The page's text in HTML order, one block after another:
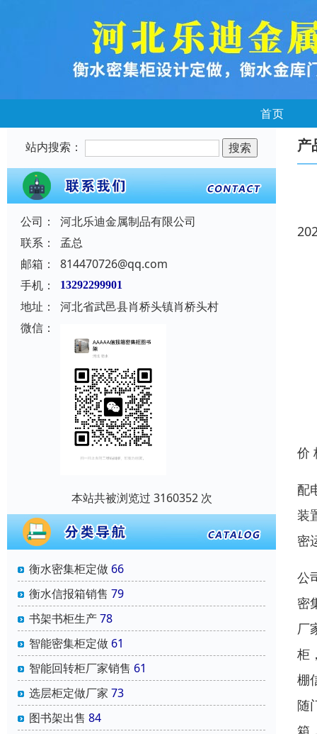
首页
站内搜索：
公司：
河北乐迪金属制品有限公司
联系：
孟总
邮箱：
814470726@qq.com
手机：
13292299901
地址：
河北省武邑县肖桥头镇肖桥头村
微信：
本站共被浏览过 3160352 次
衡水密集柜定做 66
衡水信报箱销售 79
书架书柜生产78
智能密集柜定做 61
智能回转柜厂家销售 61
选层柜定做厂家 73
图书架出售 84
产
价
配
装
密
公
密
厂
柜
棚
随
箱